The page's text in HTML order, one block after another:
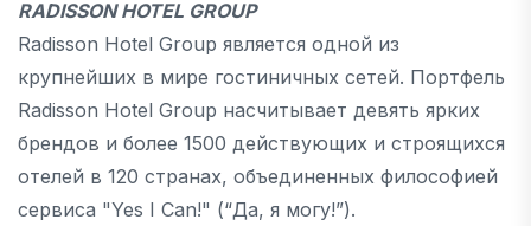
RADISSON HOTEL GROUP
Radisson Hotel Group является одной из
крупнейших в мире гостиничных сетей. Портфель
Radisson Hotel Group насчитывает девять ярких
брендов и более 1500 действующих и строящихся
отелей в 120 странах, объединенных философией
сервиса "Yes I Can!" (“Да, я могу!”).